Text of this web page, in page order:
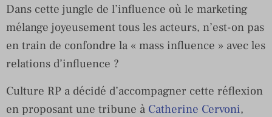
Dans cette jungle de l’influence où le marketing
mélange joyeusement tous les acteurs, n’est-on pas
en train de confondre la « mass influence » avec les
relations d’influence ?
Culture RP a décidé d’accompagner cette réflexion
en proposant une tribune à Catherine Cervoni,